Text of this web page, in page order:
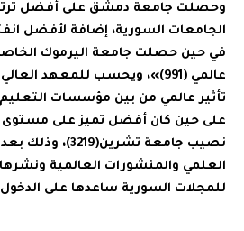
الجامعات السورية، إضافة لأفضل انفتاح
في حين حصلت جامعة اليرموك
عالمي (991)»، ويحسب للمعهد
على حين كان أفضل تميز على مستوى
نصيب جامعة
العلمي والمنشورات العالمية
للمجلات السورية ساعدها على